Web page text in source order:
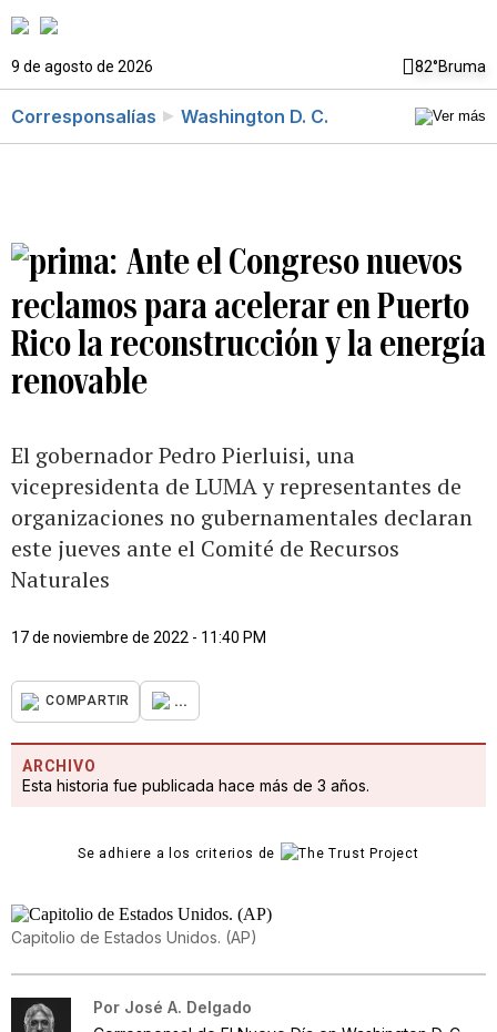
9 de agosto de 2026 82°Bruma
Corresponsalías Washington D. C.
Ante el Congreso nuevos
reclamos para acelerar en Puerto
Rico la reconstrucción y la energía
renovable
El gobernador Pedro Pierluisi, una
vicepresidenta de LUMA y representantes de
organizaciones no gubernamentales declaran
este jueves ante el Comité de Recursos
Naturales
17 de noviembre de 2022 - 11:40 PM
COMPARTIR ...
ARCHIVO
Esta historia fue publicada hace más de 3 años.
Se adhiere a los criterios de
Capitolio de Estados Unidos. (AP)
Por José A. Delgado